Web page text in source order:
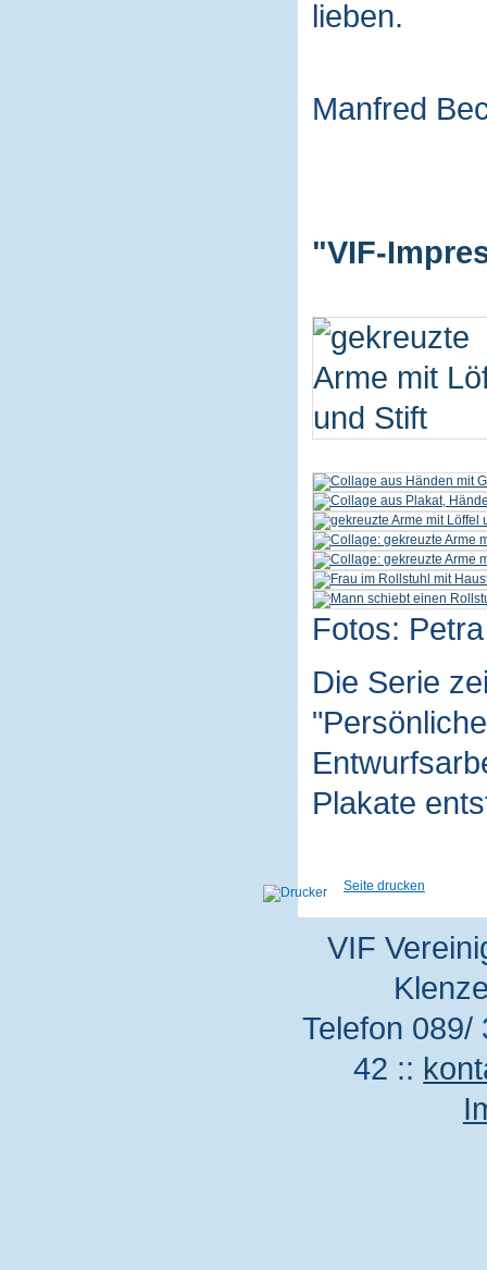
lieben.
Manfred
"VIF-
Fotos:
Die Serie
Plakate
Seite drucken
VIF
Telefon
42 ::